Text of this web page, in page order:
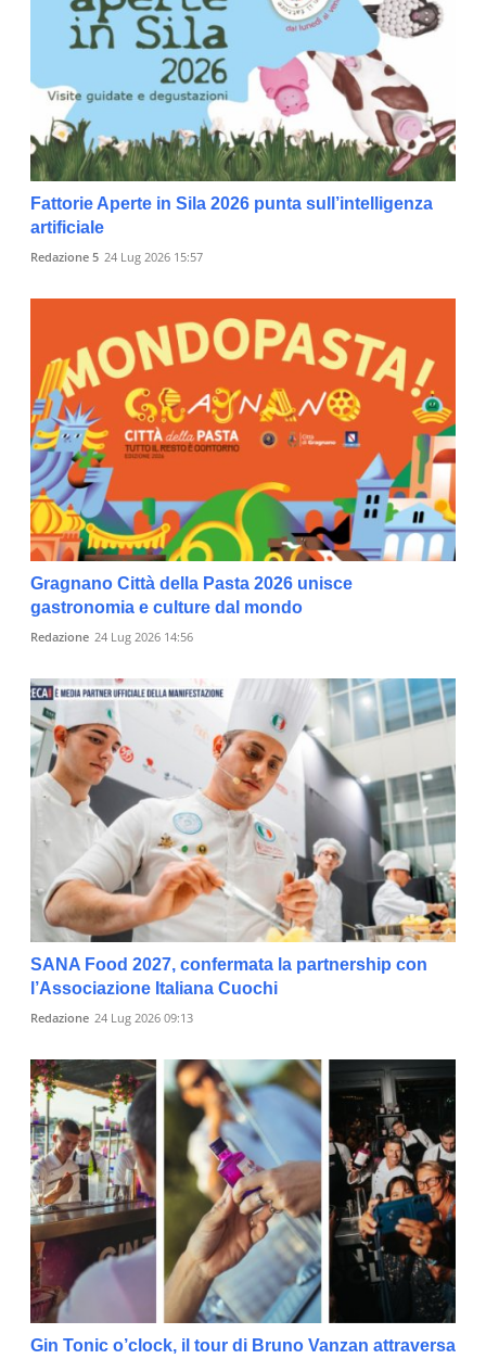
Fattorie Aperte in Sila 2026 punta sull’intelligenza
artificiale
Redazione 5 24 Lug 2026 15:57
Gragnano Città della Pasta 2026 unisce
gastronomia e culture dal mondo
Redazione 24 Lug 2026 14:56
SANA Food 2027, confermata la partnership con
l’Associazione Italiana Cuochi
Redazione 24 Lug 2026 09:13
Gin Tonic o’clock, il tour di Bruno Vanzan attraversa